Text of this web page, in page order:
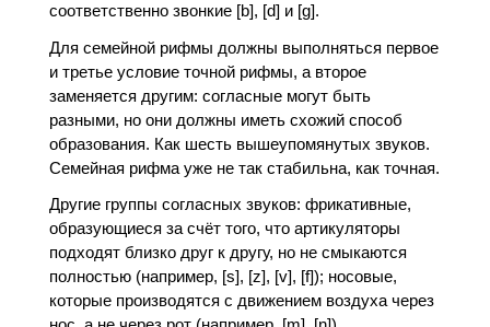
соответственно звонкие [b], [d] и [g].
Для семейной рифмы должны выполняться первое
и третье условие точной рифмы, а второе
заменяется другим: согласные могут быть
разными, но они должны иметь схожий способ
образования. Как шесть вышеупомянутых звуков.
Семейная рифма уже не так стабильна, как точная.
Другие группы согласных звуков: фрикативные,
образующиеся за счёт того, что артикуляторы
подходят близко друг к другу, но не смыкаются
полностью (например, [s], [z], [v], [f]); носовые,
которые производятся с движением воздуха через